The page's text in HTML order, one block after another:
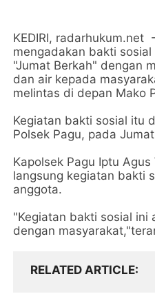
KEDIRI, radarhukum.net
mengadakan bakti
"Jumat Berkah" dengan
dan air kepada
melintas di depan Mako
Kegiatan bakti sosial itu
Polsek Pagu, pada
Kapolsek Pagu Iptu
langsung kegiatan bakti
anggota.
"Kegiatan bakti sosial ini
dengan
RELATED ARTICLE